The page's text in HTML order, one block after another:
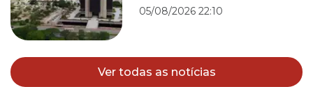
05/08/2026 22:10
Ver todas as notícias